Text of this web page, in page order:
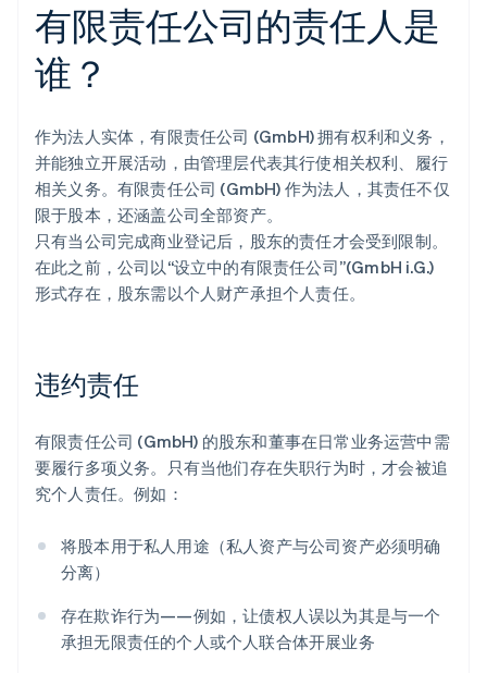
有限责任公司的责任人是
谁？
作为法人实体，有限责任公司 (GmbH) 拥有权利和义务，
并能独立开展活动，由管理层代表其行使相关权利、履行
相关义务。有限责任公司 (GmbH) 作为法人，其责任不仅
限于股本，还涵盖公司全部资产。
只有当公司完成商业登记后，股东的责任才会受到限制。
在此之前，公司以“设立中的有限责任公司”(GmbH i.G.)
形式存在，股东需以个人财产承担个人责任。
违约责任
有限责任公司 (GmbH) 的股东和董事在日常业务运营中需
要履行多项义务。只有当他们存在失职行为时，才会被追
究个人责任。例如：
将股本用于私人用途（私人资产与公司资产必须明确
分离）
存在欺诈行为——例如，让债权人误以为其是与一个
承担无限责任的个人或个人联合体开展业务